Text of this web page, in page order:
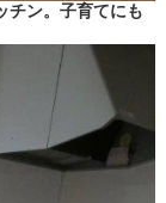
チン。子育てにも